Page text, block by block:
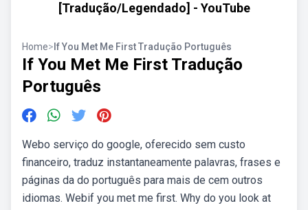
[Tradução/Legendado] - YouTube
Home> If You Met Me First Tradução Português
If You Met Me First Tradução
Português
Webo serviço do google, oferecido sem custo
financeiro, traduz instantaneamente palavras, frases e
páginas da do português para mais de cem outros
idiomas. Webif you met me first. Why do you look at